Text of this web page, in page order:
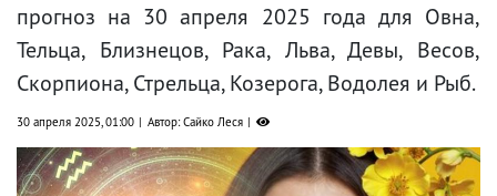
прогноз на 30 апреля 2025 года для Овна,
Тельца, Близнецов, Рака, Льва, Девы, Весов,
Скорпиона, Стрельца, Козерога, Водолея и Рыб.
30 апреля 2025, 01:00 Автор: Сайко Леся